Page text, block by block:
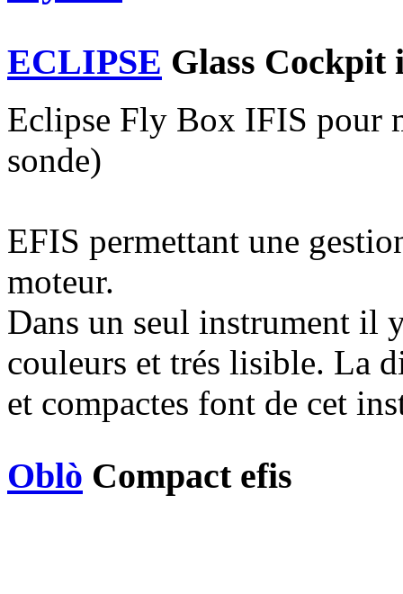
ECLIPSE Glass Cockpit
Eclipse Fly Box IFIS pour
sonde)
EFIS permettant une
moteur.
Dans un seul instrument il
couleurs et trés lisible. La
et compactes font de cet
Oblò Compact efis